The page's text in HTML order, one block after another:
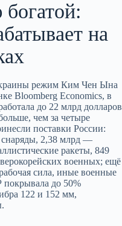
на
режим Ким Чен Ына
Bloomberg Economics, в
до 22 млрд долларов
чем за четыре
поставки России:
2,38 млрд —
ракеты, 849
военных; ещё
сила, иные военные
до 50%
122 и 152 мм,